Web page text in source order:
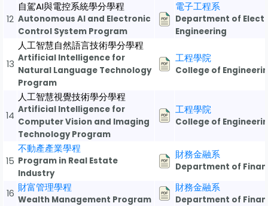
12
自駕AI與電控系統學分學程
Autonomous AI and Electronic
Control System Program
電子工程系
Department of
Engineering
13
人工智慧自然語言技術學分學程
Artificial Intelligence for
Natural Language Technology
Program
工程學院
College of
14
人工智慧視覺技術學分學程
Artificial Intelligence for
Computer Vision and Imaging
Technology Program
工程學院
College of
15
不動產產業學程
Program in Real Estate
Industry
財務金融系
Department of
16 財富管理學程
Wealth Management Program
財務金融系
Department of